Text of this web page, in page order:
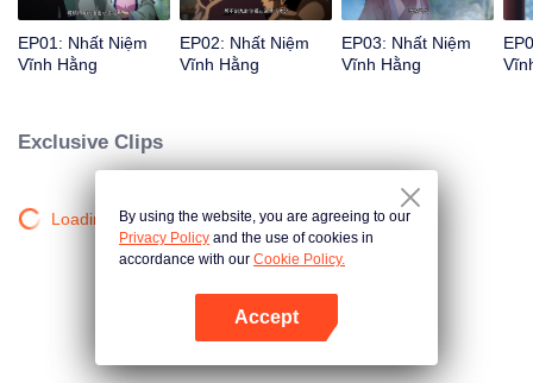
EP01: Nhất Niệm
Vĩnh Hằng
EP02: Nhất Niệm
Vĩnh Hằng
EP03: Nhất Niệm
Vĩnh Hằng
Exclusive Clips
Loading…By using the website, you are agreeing to our
Privacy Policy and the use of cookies in
accordance with our Cookie Policy.
Accept